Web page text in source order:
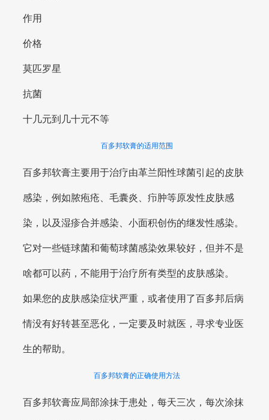
作用
价格
莫匹罗星
抗菌
十几元到几十元不等
百多邦软膏的适用范围
百多邦软膏主要用于治疗由革兰阳性球菌引起的皮肤
感染，例如脓疱疮、毛囊炎、疖肿等原发性皮肤感
染，以及湿疹合并感染、小面积创伤的继发性感染。
它对一些链球菌和葡萄球菌感染效果较好，但并不是
啥都可以药，不能用于治疗所有类型的皮肤感染。
如果您的皮肤感染症状严重，或者使用了百多邦后病
情没有好转甚至恶化，一定要及时就医，寻求专业医
生的帮助。
百多邦软膏的正确使用方法
百多邦软膏应局部涂抹于患处，每天三次，每次涂抹